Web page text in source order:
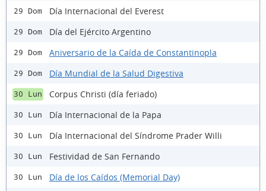
29 Dom Día Internacional del Everest
29 Dom Día del Ejército Argentino
29 Dom Aniversario de la Caída de Constantinopla
29 Dom Día Mundial de la Salud Digestiva
30 Lun Corpus Christi (día feriado)
30 Lun Día Internacional de la Papa
30 Lun Día Internacional del Síndrome Prader Willi
30 Lun Festividad de San Fernando
30 Lun Día de los Caídos (Memorial Day)